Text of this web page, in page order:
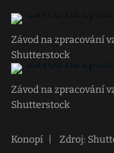
Závod na zpracování
Shutterstock
Závod na zpracování
Shutterstock
Konopí Zdroj: